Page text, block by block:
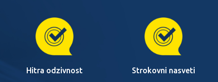
Hitra odzivnost Strokovni nasveti